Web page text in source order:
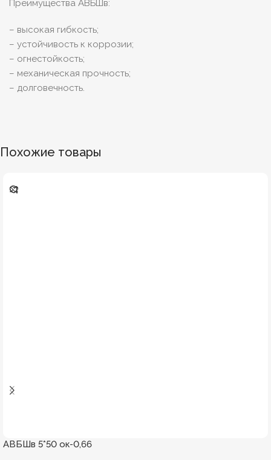
Преимущества АВБШв:
– высокая гибкость;
– устойчивость к коррозии;
– огнестойкость;
– механическая прочность;
– долговечность.
Похожие товары
АВБШв 5*50 ок-0,66